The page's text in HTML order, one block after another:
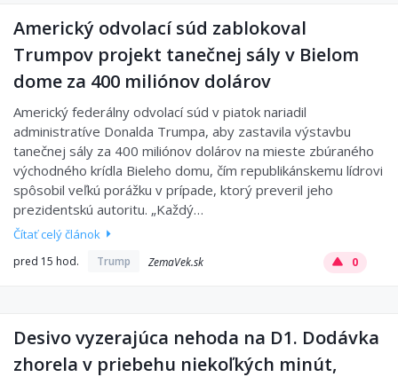
Americký odvolací súd zablokoval
Trumpov projekt tanečnej sály v Bielom
dome za 400 miliónov dolárov
Americký federálny odvolací súd v piatok nariadil
administratíve Donalda Trumpa, aby zastavila výstavbu
tanečnej sály za 400 miliónov dolárov na mieste zbúraného
východného krídla Bieleho domu, čím republikánskemu lídrovi
spôsobil veľkú porážku v prípade, ktorý preveril jeho
prezidentskú autoritu. „Každý…
Čítať celý článok
pred 15 hod. Trump ZemaVek.sk 0
Desivo vyzerajúca nehoda na D1. Dodávka
zhorela v priebehu niekoľkých minút,